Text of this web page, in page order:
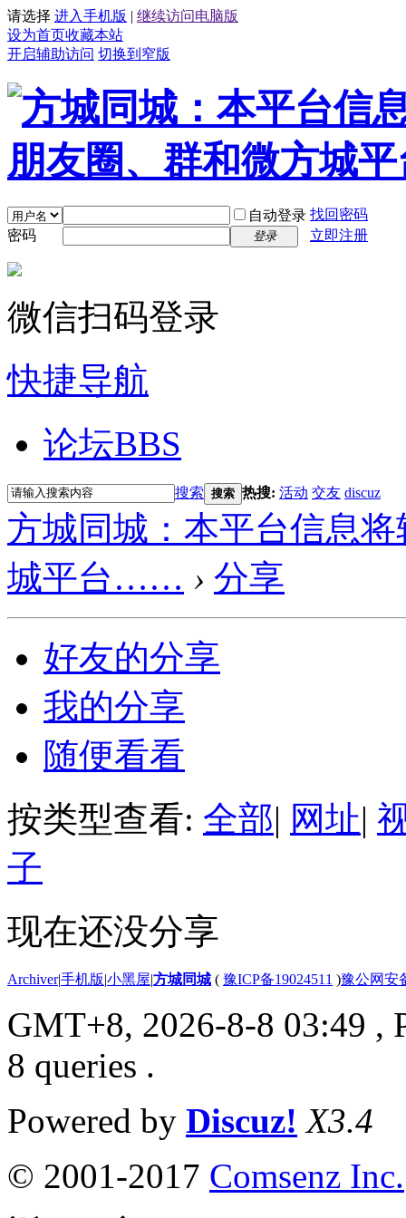
请选择 进入手机版 | 继续访问电脑版
设为首页收藏本站
开启辅助访问 切换到窄版
自动登录 找回密码
密码
登录 立即注册
微信扫码登录
快捷导航
论坛BBS
搜索 搜索 热搜: 活动 交友 discuz
方城同城：本平台信息
城平台…… › 分享
好友的分享
我的分享
随便看看
按类型查看: 全部| 网址|
子
现在还没分享
Archiver|手机版|小黑屋|方城同城 ( 豫ICP备19024511 )豫公网安
GMT+8, 2026-8-8 03:49 ,
8 queries .
Powered by Discuz! X3.4
© 2001-2017 Comsenz Inc.